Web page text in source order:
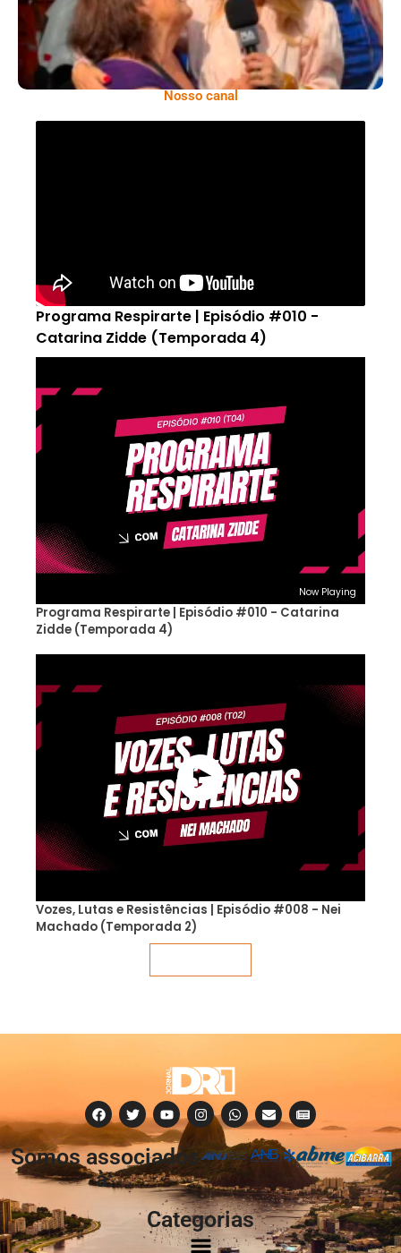
Nosso canal
Programa Respirarte | Episódio #010 -
Catarina Zidde (Temporada 4)
Now Playing
Programa Respirarte | Episódio #010 - Catarina
Zidde (Temporada 4)
Vozes, Lutas e Resistências | Episódio #008 - Nei
Machado (Temporada 2)
Somos associados
à:
Categorias